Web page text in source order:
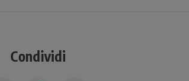
Condividi